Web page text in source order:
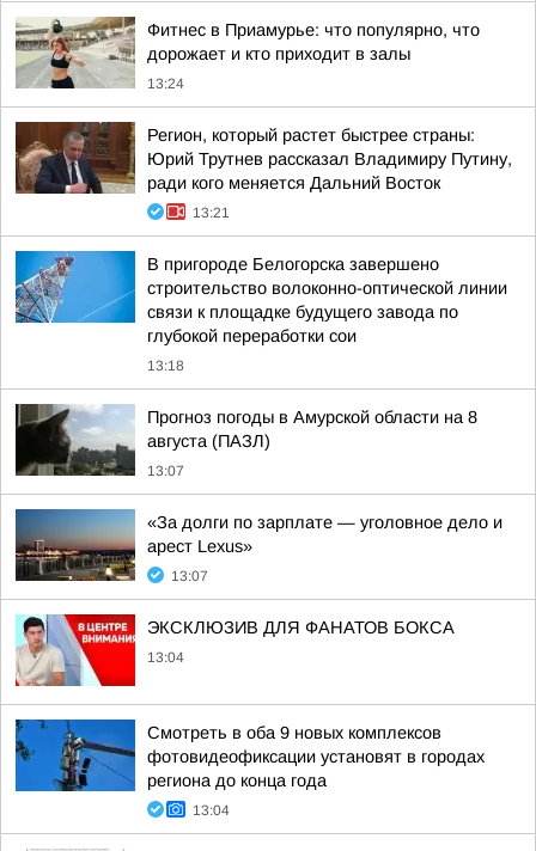
Фитнес в Приамурье: что популярно, что
дорожает и кто приходит в залы
13:24
Регион, который растет быстрее страны:
Юрий Трутнев рассказал Владимиру Путину,
ради кого меняется Дальний Восток
13:21
В пригороде Белогорска завершено
строительство волоконно-оптической линии
связи к площадке будущего завода по
глубокой переработки сои
13:18
Прогноз погоды в Амурской области на 8
августа (ПАЗЛ)
13:07
«За долги по зарплате — уголовное дело и
арест Lexus»
13:07
ЭКСКЛЮЗИВ ДЛЯ ФАНАТОВ БОКСА
13:04
Смотреть в оба 9 новых комплексов
фотовидеофиксации установят в городах
региона до конца года
13:04